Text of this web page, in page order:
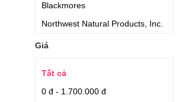
Blackmores
Northwest Natural Products, Inc.
Kwang Dong Pharmaceutical
Puritan’s Pride
Nutiva
Giá
Tất cả
0 đ - 1.700.000 đ